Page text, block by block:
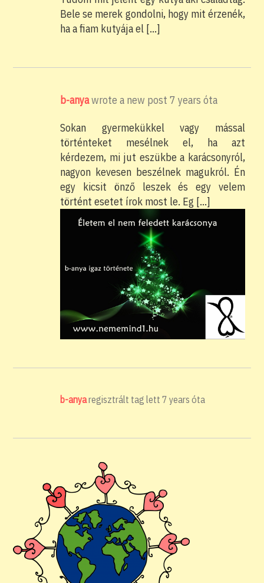
Bele se merek gondolni, hogy mit érzenék,
ha a fiam kutyája el […]
b-anyawrote a new post7 years óta
Sokan gyermekükkel vagy mással
történteket mesélnek el, ha azt
kérdezem, mi jut eszükbe a karácsonyról,
nagyon kevesen beszélnek magukról. Én
egy kicsit önző leszek és egy velem
történt esetet írok most le. Eg […]
b-anyaregisztrált tag lett7 years óta